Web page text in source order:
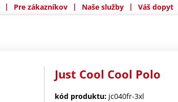
| Pre zákazníkov | Naše služby | Váš dopyt
Just Cool Cool Polo
kód produktu: jc040fr-3xl